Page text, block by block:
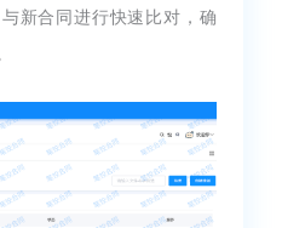
新合同进行快速比对，确
。